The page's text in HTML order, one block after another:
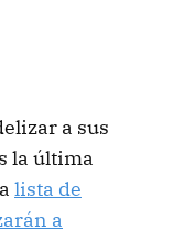
a sus
la última
lista de
a